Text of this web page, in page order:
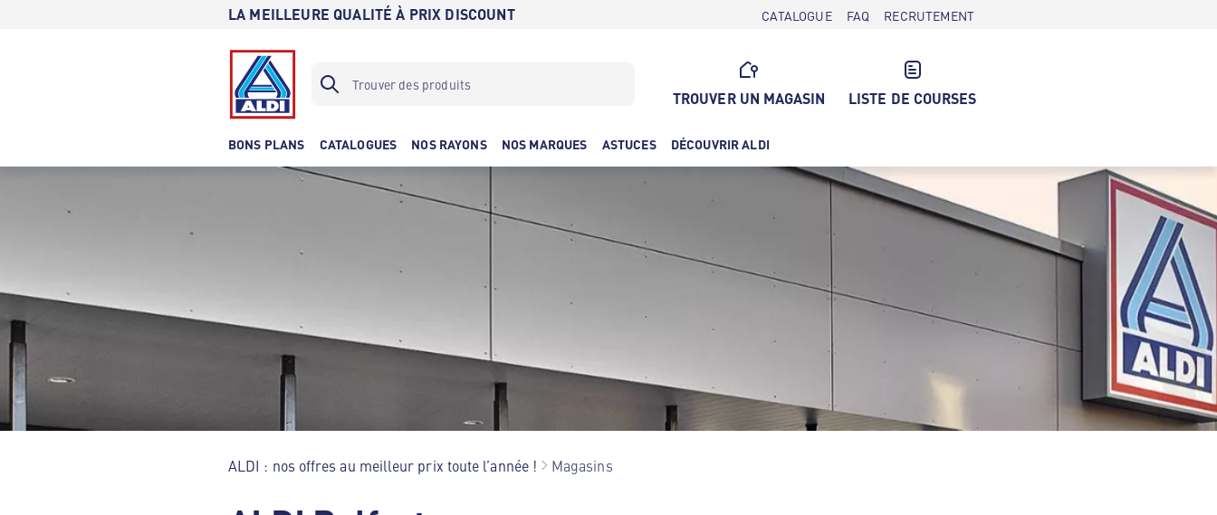
LA MEILLEURE QUALITÉ À PRIX DISCOUNT CATALOGUE FAQ RECRUTEMENT
TROUVER UN MAGASIN LISTE DE COURSES
BONS PLANS CATALOGUES NOS RAYONS NOS MARQUES ASTUCES DÉCOUVRIR ALDI
ALDI : nos offres au meilleur prix toute l’année ! Magasins